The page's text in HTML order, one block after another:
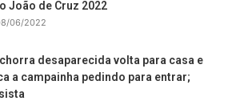
João de Cruz 2022
06/2022
desaparecida volta para casa e
a campainha pedindo para entrar;